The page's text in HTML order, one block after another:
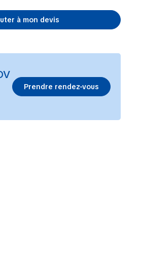
à mon devis
Prendre rendez-vous